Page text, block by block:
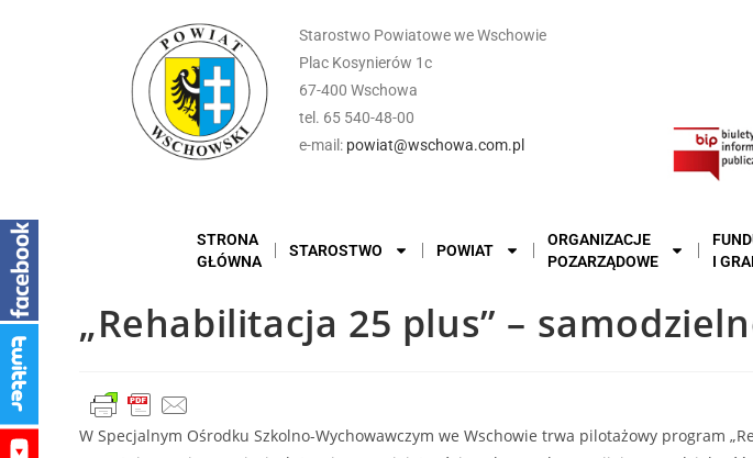
Starostwo Powiatowe we Wschowie
Plac Kosynierów 1c
67-400 Wschowa
tel. 65 540-48-00
e-mail: powiat@wschowa.com.pl
STRONA
GŁÓWNA
STAROSTWO POWIAT
ORGANIZACJE
POZARZĄDOWE
I
„Rehabilitacja 25 plus” –
W Specjalnym Ośrodku Szkolno-Wychowawczym we Wschowie trwa pilotażowy program